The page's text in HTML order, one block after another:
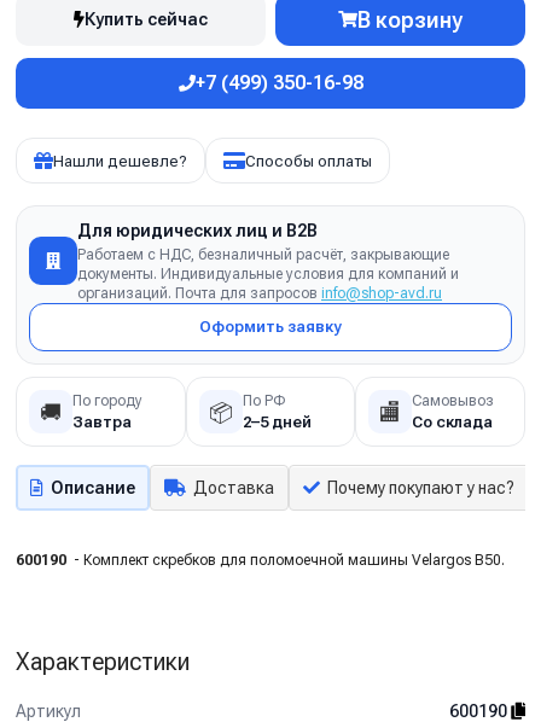
Купить сейчас В корзину
+7 (499) 350-16-98
Нашли дешевле? Способы оплаты
Для юридических лиц и B2B
Работаем с НДС, безналичный расчёт, закрывающие
документы. Индивидуальные условия для компаний и
организаций. Почта для запросов info@shop-avd.ru
Оформить заявку
🚚 По городу
Завтра 📦 По РФ
2–5 дней 🏬 Самовывоз
Со склада
Описание Доставка Почему покупают у нас?
600190 - Комплект скребков для поломоечной машины Velargos B50.
Характеристики
Артикул
600190